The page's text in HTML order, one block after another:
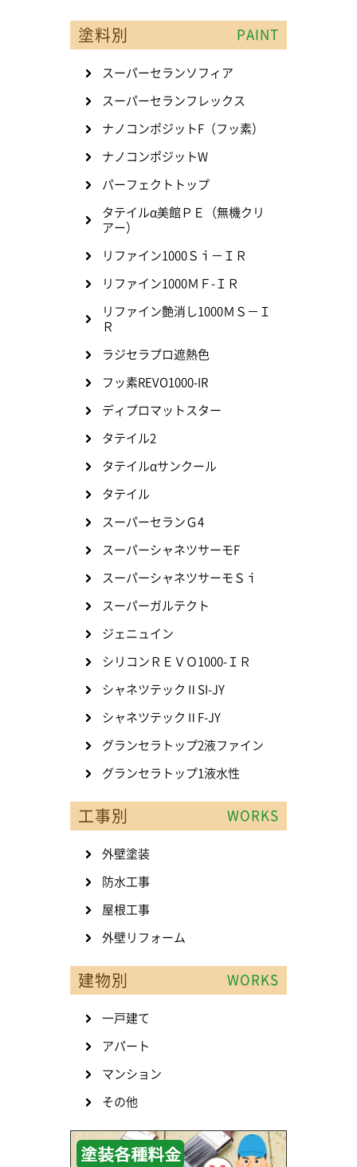
塗料別 PAINT
スーパーセランソフィア
スーパーセランフレックス
ナノコンポジットF（フッ素）
ナノコンポジットW
パーフェクトトップ
タテイルα美館ＰＥ（無機クリ
アー）
リファイン1000Ｓｉ－ＩＲ
リファイン1000ＭＦ-ＩＲ
リファイン艶消し1000ＭＳ－Ｉ
Ｒ
ラジセラプロ遮熱色
フッ素REVO1000-IR
ディプロマットスター
タテイル2
タテイルαサンクール
タテイル
スーパーセランＧ4
スーパーシャネツサーモF
スーパーシャネツサーモＳｉ
スーパーガルテクト
ジェニュイン
シリコンＲＥＶＯ1000-ＩＲ
シャネツテックⅡSI-JY
シャネツテックⅡF-JY
グランセラトップ2液ファイン
グランセラトップ1液水性
工事別 WORKS
外壁塗装
防水工事
屋根工事
外壁リフォーム
建物別 WORKS
一戸建て
アパート
マンション
その他